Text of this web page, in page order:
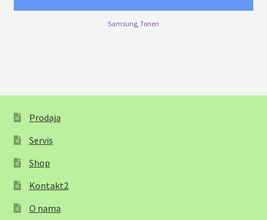
Samsung Toneri
Prodaja
Servis
Shop
Kontakt2
O nama